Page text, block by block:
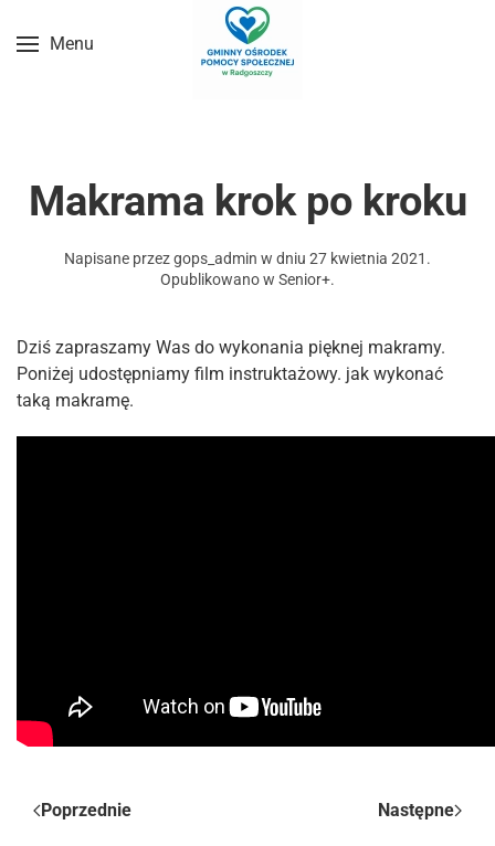
Przejdź do treści głównej
Menu
Makrama krok po kroku
Napisane przezgops_admin w dniu 27 kwietnia 2021 .
Opublikowano w Senior+.
Dziś zapraszamy Was do wykonania pięknej makramy.
Poniżej udostępniamy film instruktażowy. jak wykonać
taką makramę.
Poprzednie Następne